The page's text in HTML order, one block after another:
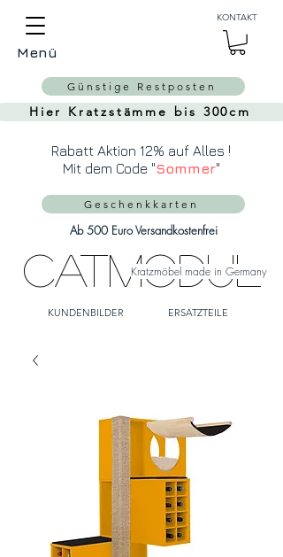
CatModul
Kratzmöbel made in Germany
Menü
KONTAKT
KUNDENBILDER ERSATZTEILE
Ab 500 Euro Versandkostenfrei
Hier Kratzstämme bis 300cm
Geschenkkarten
Günstige Restposten
Rabatt Aktion 12% auf Alles !
Mit dem Code "Sommer"